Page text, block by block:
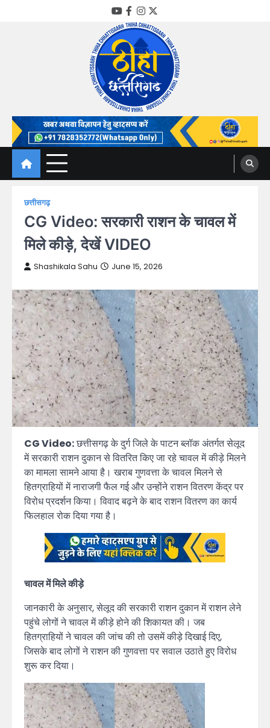
YouTube
Facebook
Instagram
Twitter
Thiha Chhattisgarh
गोठ जन-जन के
छत्तीसगढ़
CG Video: सरकारी राशन के चावल में
मिले कीड़े, देखें VIDEO
Shashikala Sahu June 15, 2026
CG Video:छत्तीसगढ़ के दुर्ग जिले के पाटन ब्लॉक अंतर्गत सेलूद
में सरकारी राशन दुकान से वितरित किए जा रहे चावल में कीड़े मिलने
का मामला सामने आया है। खराब गुणवत्ता के चावल मिलने से
हितग्राहियों में नाराजगी फैल गई और उन्होंने राशन वितरण केंद्र पर
विरोध प्रदर्शन किया। विवाद बढ़ने के बाद राशन वितरण का कार्य
फिलहाल रोक दिया गया है।
चावल में मिले कीड़े
जानकारी के अनुसार, सेलूद की सरकारी राशन दुकान में राशन लेने
पहुंचे लोगों ने चावल में कीड़े होने की शिकायत की। जब
हितग्राहियों ने चावल की जांच की तो उसमें कीड़े दिखाई दिए,
जिसके बाद लोगों ने राशन की गुणवत्ता पर सवाल उठाते हुए विरोध
शुरू कर दिया।